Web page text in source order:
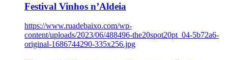
Festival Vinhos n’Aldeia
https://www.ruadebaixo.com/wp-
content/uploads/2023/06/488496-the20spot20pt_04-5b72a6-
original-1686744290-335x256.jpg